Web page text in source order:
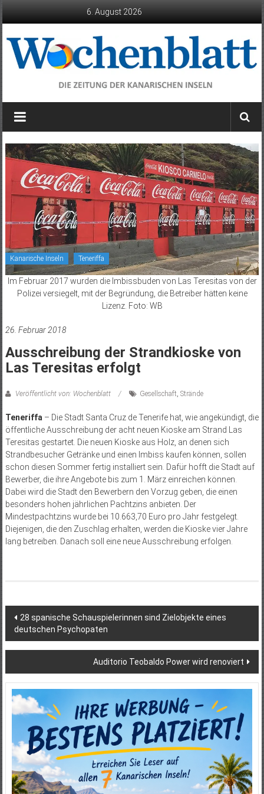
6. August 2026
Wochenblatt
die
der
Kanarischen
Inseln
Kanarische Inseln Teneriffa
Im Februar 2017 wurden die Imbissbuden von Las Teresitas von der
Polizei versiegelt, mit der Begründung, die Betreiber hätten keine
Lizenz. Foto: WB
26. Februar 2018
Ausschreibung der Strandkioske von
Las Teresitas erfolgt
Veröffentlicht von: Wochenblatt Gesellschaft, Strände
Teneriffa– Die Stadt Santa Cruz de Tenerife hat, wie angekündigt, die
öffentliche Ausschreibung der acht neuen Kioske am Strand Las
Teresitas gestartet. Die neuen Kioske aus Holz, an denen sich
Strandbesucher Getränke und einen Imbiss kaufen können, sollen
schon diesen Sommer fertig installiert sein. Dafür hofft die Stadt auf
Bewerber, die ihre Angebote bis zum 1. März einreichen können.
Dabei wird die Stadt den Bewerbern den Vorzug geben, die einen
besonders hohen jährlichen Pachtzins anbieten. Der
Mindestpachtzins wurde bei 10.663,70 Euro pro Jahr festgelegt.
Diejenigen, die den Zuschlag erhalten, werden die Kioske vier Jahre
lang betreiben. Danach soll eine neue Ausschreibung erfolgen.
Beitragsnavigation
28 spanische Schauspielerinnen sind Zielobjekte eines
deutschen Psychopaten
Auditorio Teobaldo Power wird renoviert